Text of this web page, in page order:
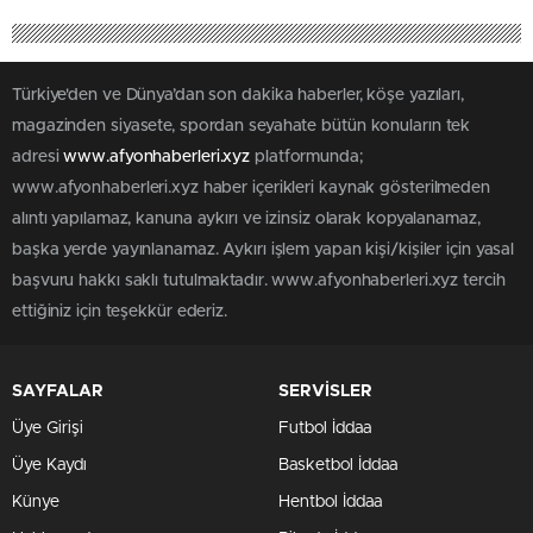
Türkiye'den ve Dünya’dan son dakika haberler, köşe yazıları,
magazinden siyasete, spordan seyahate bütün konuların tek
adresiwww.afyonhaberleri.xyz platformunda;
www.afyonhaberleri.xyz haber içerikleri kaynak gösterilmeden
alıntı yapılamaz, kanuna aykırı ve izinsiz olarak kopyalanamaz,
başka yerde yayınlanamaz. Aykırı işlem yapan kişi/kişiler için yasal
başvuru hakkı saklı tutulmaktadır. www.afyonhaberleri.xyz tercih
ettiğiniz için teşekkür ederiz.
SAYFALAR
Üye Girişi
Üye Kaydı
Künye
SERVİSLER
Futbol İddaa
Basketbol İddaa
Hentbol İddaa